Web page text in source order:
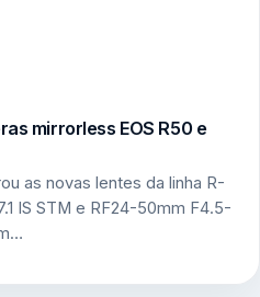
mirrorless EOS R50 e
as novas lentes da linha R-
IS STM e RF24-50mm F4.5-